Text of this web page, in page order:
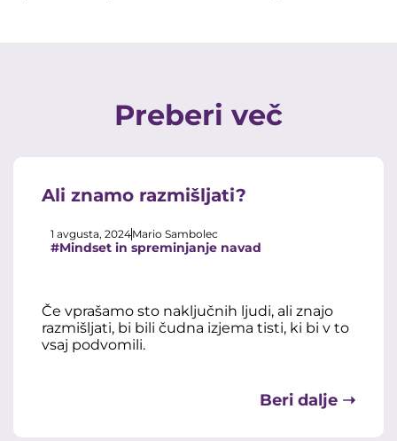
Preberi več
Ali znamo razmišljati?
1 avgusta, 2024Mario Sambolec
#Mindset in spreminjanje navad
Če vprašamo sto naključnih ljudi, ali znajo
razmišljati, bi bili čudna izjema tisti, ki bi v to
vsaj podvomili.
Beri dalje ➝